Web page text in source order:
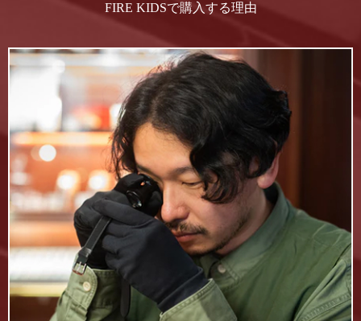
FIRE KIDSで購入する理由